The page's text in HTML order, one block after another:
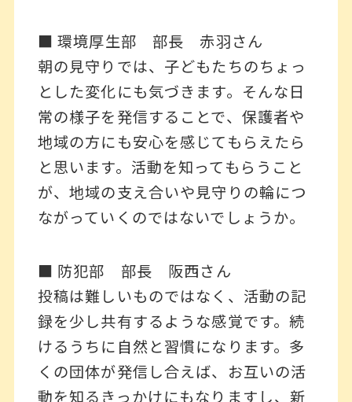
■ 環境厚生部 部長 赤羽さん
朝の見守りでは、子どもたちのちょっ
とした変化にも気づきます。そんな日
常の様子を発信することで、保護者や
地域の方にも安心を感じてもらえたら
と思います。活動を知ってもらうこと
が、地域の支え合いや見守りの輪につ
ながっていくのではないでしょうか。
■ 防犯部 部長 阪西さん
投稿は難しいものではなく、活動の記
録を少し共有するような感覚です。続
けるうちに自然と習慣になります。多
くの団体が発信し合えば、お互いの活
動を知るきっかけにもなりますし、新